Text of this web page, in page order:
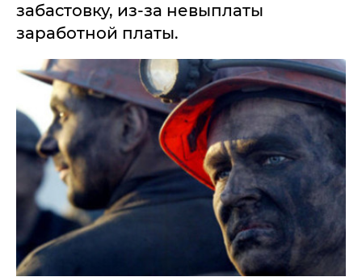
забастовку, из-за невыплаты
заработной платы.